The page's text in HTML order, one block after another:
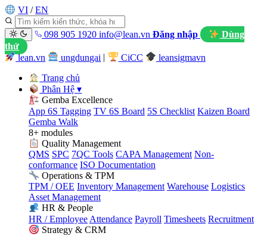
VI / EN
098 905 1920 info@lean.vn Đăng nhập
Dùng
thử
lean.vn
ungdungai CiCC leansigmavn
Trang chủ
Phân Hệ▾
Gemba Excellence
App 6S Tagging TV 6S Board 5S Checklist Kaizen Board
Gemba Walk
8+ modules
Quality Management
QMS SPC 7QC Tools CAPA Management Non-
conformance ISO Documentation
Operations & TPM
TPM / OEE Inventory Management Warehouse Logistics
Asset Management
HR & People
HR / Employee Attendance Payroll Timesheets Recruitment
Strategy & CRM